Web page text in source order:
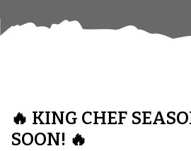
🔥 KING CHEF
SOON! 🔥